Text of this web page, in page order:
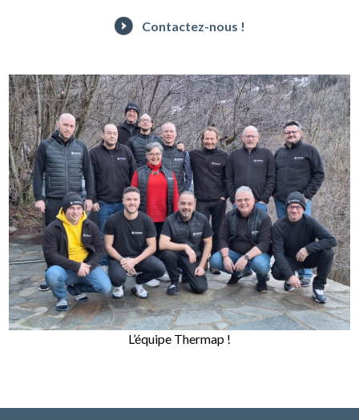
Contactez-nous !
L’équipe Thermap !